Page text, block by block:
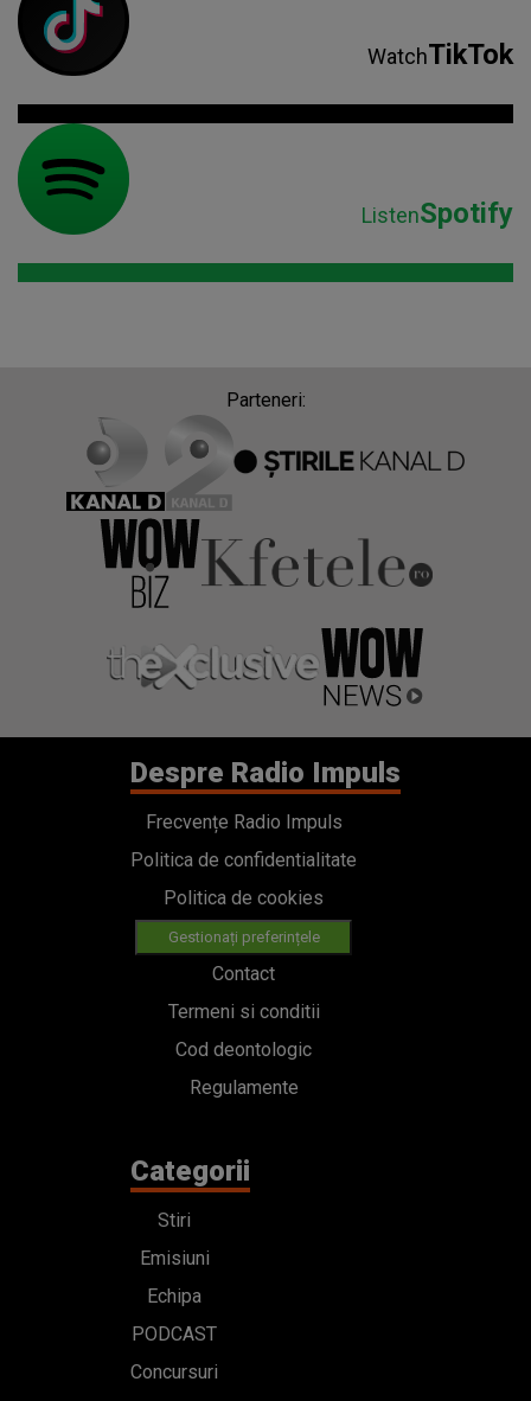
WatchTikTok
ListenSpotify
Parteneri:
Despre Radio Impuls
Frecvențe Radio Impuls
Politica de confidentialitate
Politica de cookies
Gestionați preferințele
Contact
Termeni si conditii
Cod deontologic
Regulamente
Categorii
Stiri
Emisiuni
Echipa
PODCAST
Concursuri